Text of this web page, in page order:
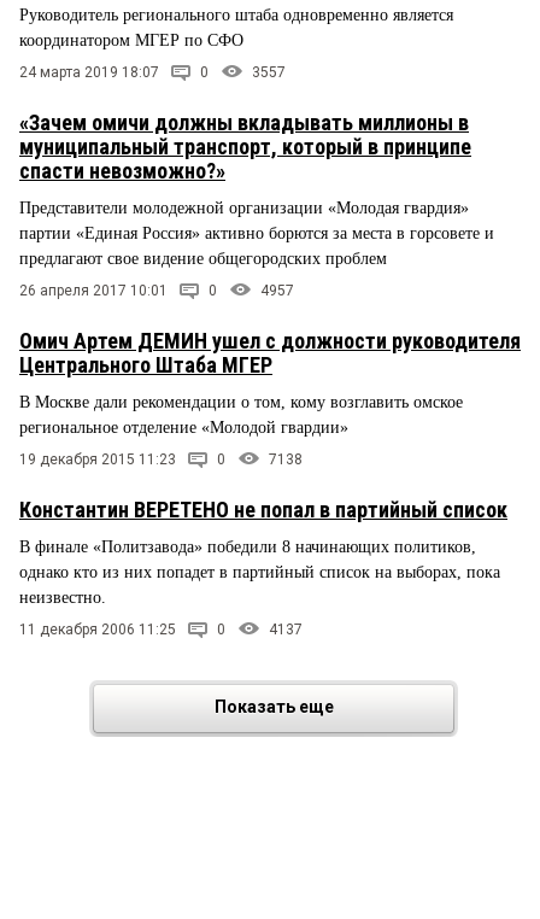
Руководитель регионального штаба одновременно является
координатором МГЕР по СФО
24 марта 2019 18:07 0 3557
«Зачем омичи должны вкладывать миллионы в
муниципальный транспорт, который в принципе
спасти невозможно?»
Представители молодежной организации «Молодая гвардия»
партии «Единая Россия» активно борются за места в горсовете и
предлагают свое видение общегородских проблем
26 апреля 2017 10:01 0 4957
Омич Артем ДЕМИН ушел с должности руководителя
Центрального Штаба МГЕР
В Москве дали рекомендации о том, кому возглавить омское
региональное отделение «Молодой гвардии»
19 декабря 2015 11:23 0 7138
Константин ВЕРЕТЕНО не попал в партийный список
В финале «Политзавода» победили 8 начинающих политиков,
однако кто из них попадет в партийный список на выборах, пока
неизвестно.
11 декабря 2006 11:25 0 4137
Показать еще